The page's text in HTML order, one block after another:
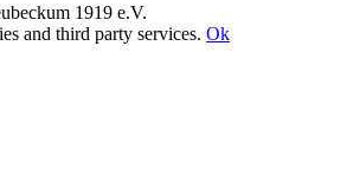
1919 e.V.
and third party services. Ok